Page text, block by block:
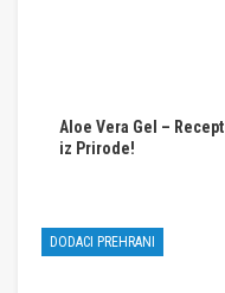
Aloe Vera Gel – Recept
iz Prirode!
DODACI PREHRANI